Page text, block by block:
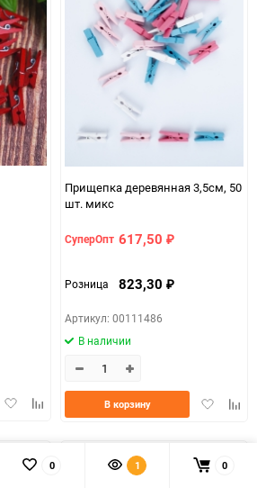
Добавить
избранное
Добавить
сравнению
Прищепка деревянная 3,5см, 50
шт. микс
СуперОпт 617,50 ₽
Розница 823,30 ₽
Артикул: 00111486
В наличии
Добавить
В корзину
0 1 0